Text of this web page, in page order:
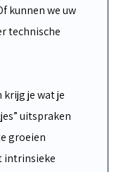
kunnen we uw
technische
krijg je wat je
uitspraken
groeien
intrinsieke